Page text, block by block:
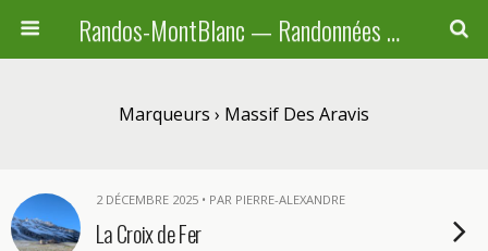
Randos-MontBlanc — Randonnées pédestres familiales en Haute-Savoie, Suisse et Italie
Marqueurs › Massif Des Aravis
2 DÉCEMBRE 2025 • PAR PIERRE-ALEXANDRE
La Croix de Fer